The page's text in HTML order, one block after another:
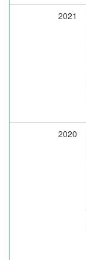
2021
2020